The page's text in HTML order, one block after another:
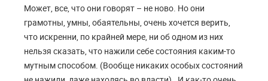
Может, все, что они говорят – не ново. Но они
грамотны, умны, обаятельны, очень хочется верить,
что искренни, по крайней мере, ни об одном из них
нельзя сказать, что нажили себе состояния каким-то
мутным способом. (Вообще никаких особых состояний